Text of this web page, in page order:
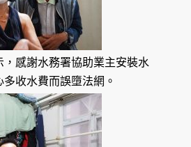
感謝水務署協助業主安裝水
收水費而誤墮法網。